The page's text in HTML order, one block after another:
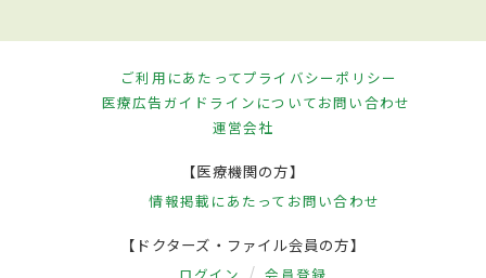
ご利用にあたってプライバシーポリシー
医療広告ガイドラインについてお問い合わせ
運営会社
【医療機関の方】
情報掲載にあたって お問い合わせ
【ドクターズ・ファイル会員の方】